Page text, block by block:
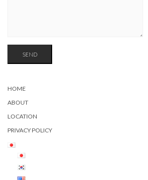
HOME
ABOUT
LOCATION
PRIVACY POLICY